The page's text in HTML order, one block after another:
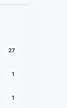
27
1
1